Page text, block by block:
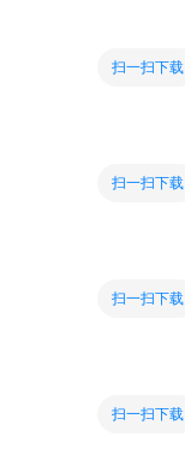
扫一扫下载
扫一扫下载
扫一扫下载
扫一扫下载